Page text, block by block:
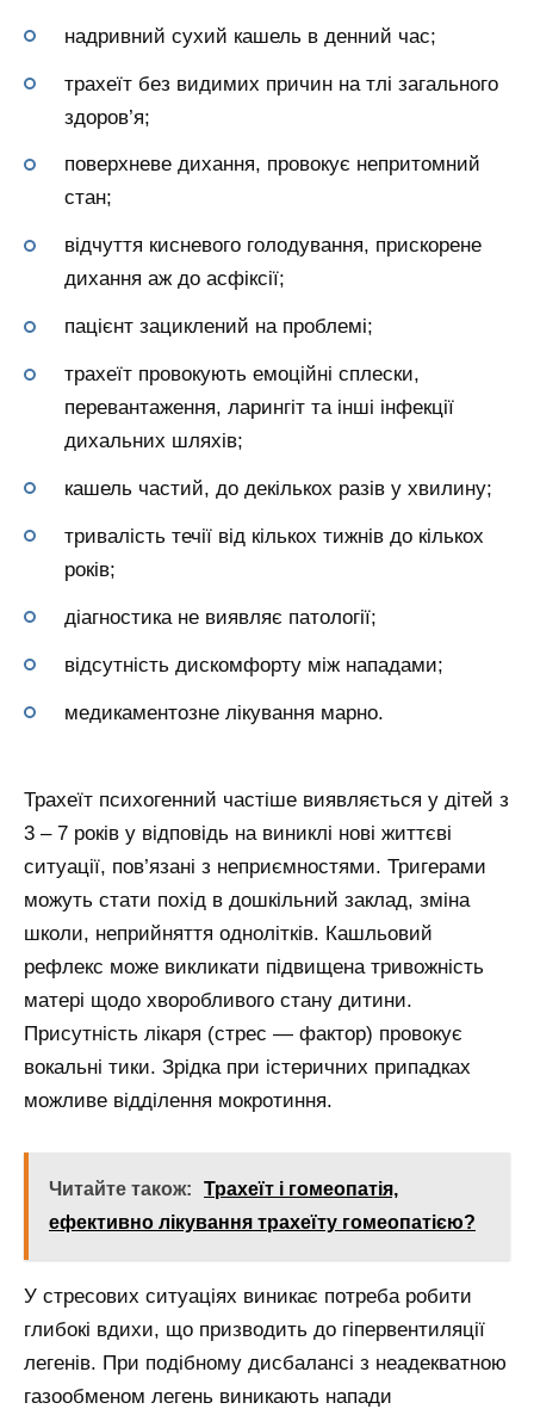
надривний сухий кашель в денний час;
трахеїт без видимих причин на тлі загального
здоров’я;
поверхневе дихання, провокує непритомний
стан;
відчуття кисневого голодування, прискорене
дихання аж до асфіксії;
пацієнт зациклений на проблемі;
трахеїт провокують емоційні сплески,
перевантаження, ларингіт та інші інфекції
дихальних шляхів;
кашель частий, до декількох разів у хвилину;
тривалість течії від кількох тижнів до кількох
років;
діагностика не виявляє патології;
відсутність дискомфорту між нападами;
медикаментозне лікування марно.
Трахеїт психогенний частіше виявляється у дітей з
3 – 7 років у відповідь на виниклі нові життєві
ситуації, пов’язані з неприємностями. Тригерами
можуть стати похід в дошкільний заклад, зміна
школи, неприйняття однолітків. Кашльовий
рефлекс може викликати підвищена тривожність
матері щодо хворобливого стану дитини.
Присутність лікаря (стрес — фактор) провокує
вокальні тики. Зрідка при істеричних припадках
можливе відділення мокротиння.
Читайте також:
Трахеїт і гомеопатія,
ефективно лікування трахеїту гомеопатією?
У стресових ситуаціях виникає потреба робити
глибокі вдихи, що призводить до гіпервентиляції
легенів. При подібному дисбалансі з неадекватною
газообменом легень виникають напади